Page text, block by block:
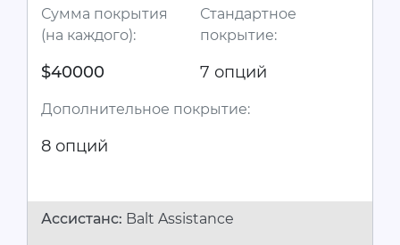
Сумма покрытия
(на каждого):
$40000
Стандартное
покрытие:
7 опций
Дополнительное покрытие:
8 опций
Ассистанc: Balt Assistance